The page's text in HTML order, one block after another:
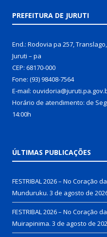
PREFEITURA DE JURUTI
End.: Rodovia pa 257,
Juruti – pa
CEP: 68170-000
Fone: (93) 98408-7564
E-mail:
Horário de atendimento: de
14:00h
ÚLTIMAS PUBLICAÇÕES
FESTRIBAL 2026 – No Coração
Munduruku. 3 de agosto de
FESTRIBAL 2026 – No Coração
Muirapinima. 3 de agosto de